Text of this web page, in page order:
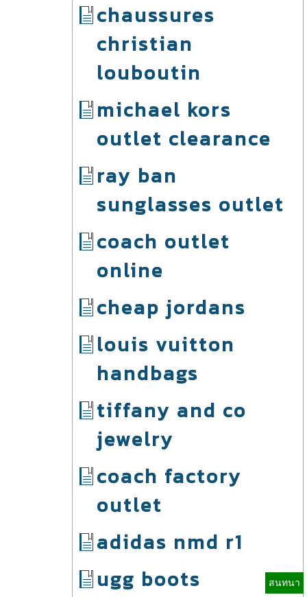
chaussures
christian
louboutin
michael kors
outlet clearance
ray ban
sunglasses outlet
coach outlet
online
cheap jordans
louis vuitton
handbags
tiffany and co
jewelry
coach factory
outlet
adidas nmd r1
ugg boots
สนทนา